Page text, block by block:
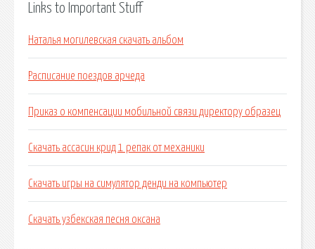
Links to Important Stuff
Наталья могилевская скачать альбом
Расписание поездов арчеда
Приказ о компенсации мобильной связи директору образец
Скачать ассасин крид 1 репак от механики
Скачать игры на симулятор денди на компьютер
Скачать узбекская песня оксана